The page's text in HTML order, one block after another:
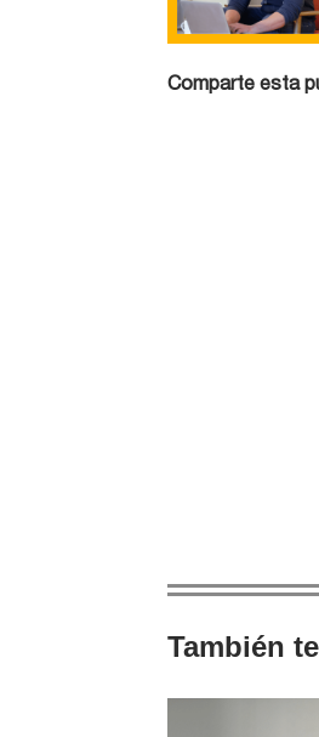
Comparte esta
También